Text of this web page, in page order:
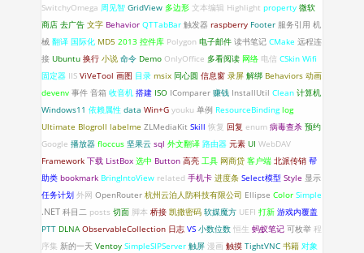
SwitchyOmega 周见智 GridView 多边形 文本编辑 Highlight property 微软
商店 去广告 文字 Behavior QTTabBar 触发器 raspberry Footer 服务引用 机
械 翻译 国际化 MD5 2013 控件库 Polygon 电子邮件 读书笔记 CMake 远程连
接 Ubuntu 换行 小说 命令 Demo OnlyOffice 多看阅读 网络 电信 CSkin Wifi
固定器 IIS ViVeTool 画图 目录 msix 同心圆 信息窗 录屏 解绑 Behaviors 动画
devenv 事件 音箱 收音机 搭建 ISO IComparer 赚钱 InstallUtil Clean 计算机
Windows11 依赖属性 data Win+G youku 单例 ResourceBinding log
Ultimate Blogroll labelme ZLMediaKit Skill 恢复 回复 enum 病毒查杀 预约
Google 播放器 floccus 坚果云 sql 外文翻译 路由器 元素 UI WebDAV
Framework 下载 ListBox 选中 Button 高亮 工具 网商贷 客户端 北派传销 帮
助类 bookmark BringIntoView related 手机卡 进度条 Select模型 Style 显示
任务计划 外网 OpenRouter 杭州云泊人防科技有限公司 Ellipse Color Simple
.NET 科目二 posts 切面 脚本 桥接 凯撒密码 软媒魔方 UEFI 打新 游戏内覆盖
PTT DLNA ObservableCollection 日志 VS 小数位数 恒生 蚂蚁笔记 可枚举 程
序集 新的一天 Ventoy SimpleSIPServer 触屏 漫画 触摸 TightVNC 书籍 对象